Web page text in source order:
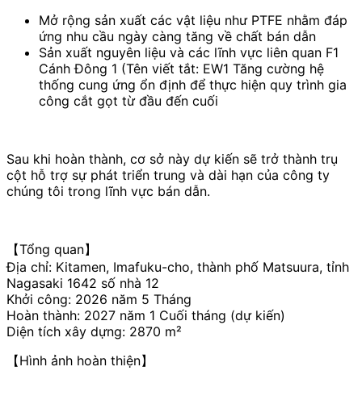
Mở rộng sản xuất các vật liệu như PTFE nhằm đáp
ứng nhu cầu ngày càng tăng về chất bán dẫn
Sản xuất nguyên liệu và các lĩnh vực liên quan F1
Cánh Đông 1 (Tên viết tắt: EW1 Tăng cường hệ
thống cung ứng ổn định để thực hiện quy trình gia
công cắt gọt từ đầu đến cuối
Sau khi hoàn thành, cơ sở này dự kiến sẽ trở thành trụ
cột hỗ trợ sự phát triển trung và dài hạn của công ty
chúng tôi trong lĩnh vực bán dẫn.
【Tổng quan】
Địa chỉ: Kitamen, Imafuku-cho, thành phố Matsuura, tỉnh
Nagasaki 1642 số nhà 12
Khởi công: 2026 năm 5 Tháng
Hoàn thành: 2027 năm 1 Cuối tháng (dự kiến)
Diện tích xây dựng: 2870 m²
【Hình ảnh hoàn thiện】